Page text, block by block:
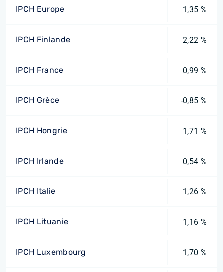
IPCH Europe 1,35 %
IPCH Finlande 2,22 %
IPCH France 0,99 %
IPCH Grèce -0,85 %
IPCH Hongrie 1,71 %
IPCH Irlande 0,54 %
IPCH Italie 1,26 %
IPCH Lituanie 1,16 %
IPCH Luxembourg 1,70 %